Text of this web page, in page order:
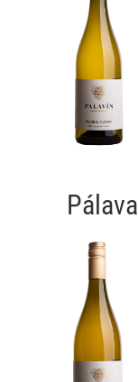
Pálava